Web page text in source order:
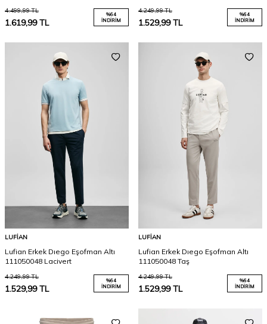
4.499,99TL
1.619,99TL
%64
İNDIRIM
4.249,99TL
1.529,99TL
%64
İNDIRIM
LUFIAN
Lufian Erkek Dıego Eşofman Altı
111050048 Lacivert
4.249,99TL
1.529,99TL
%64
İNDIRIM
LUFIAN
Lufian Erkek Dıego Eşofman Altı
111050048 Taş
4.249,99TL
1.529,99TL
%64
İNDIRIM